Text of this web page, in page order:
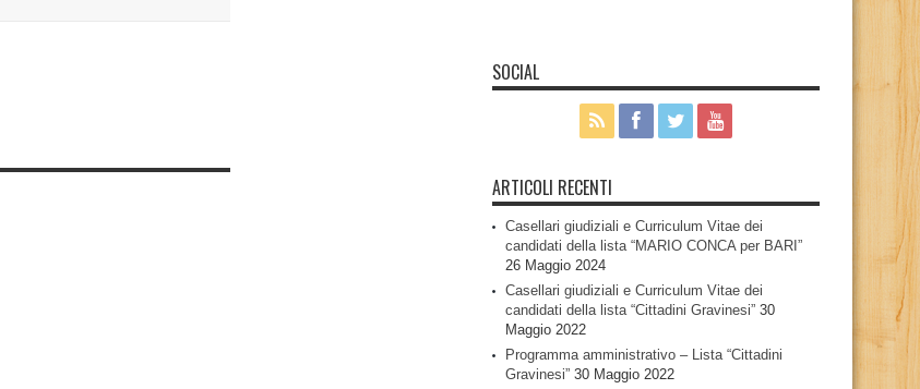
SOCIAL
ARTICOLI RECENTI
Casellari giudiziali e Curriculum Vitae dei
candidati della lista “MARIO CONCA per BARI”
26 Maggio 2024
Casellari giudiziali e Curriculum Vitae dei
candidati della lista “Cittadini Gravinesi” 30
Maggio 2022
Programma amministrativo – Lista “Cittadini
Gravinesi” 30 Maggio 2022